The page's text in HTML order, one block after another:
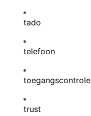
tado
telefoon
toegangscontrole
trust